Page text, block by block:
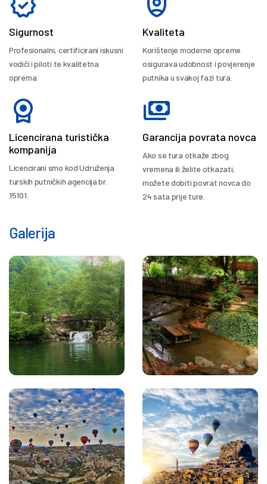
Sigurnost
Profesionalni, certificirani iskusni
vodiči i piloti te kvalitetna
oprema.
Kvaliteta
Korištenje moderne opreme
osigurava udobnost i povjerenje
putnika u svakoj fazi tura.
Licencirana turistička
kompanija
Licencirani smo kod Udruženja
turskih putničkih agencija br.
15101.
Garancija povrata novca
Ako se tura otkaže zbog
vremena ili želite otkazati,
možete dobiti povrat novca do
24 sata prije ture.
Galerija